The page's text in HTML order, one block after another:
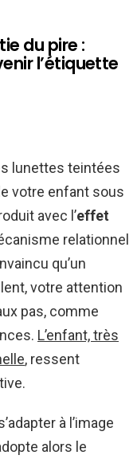
du pire :
l’étiquette
lunettes teintées
votre enfant sous
avec l’effet
relationnel
qu’un
votre attention
pas, comme
L’enfant, très
, ressent
à l’image
alors le